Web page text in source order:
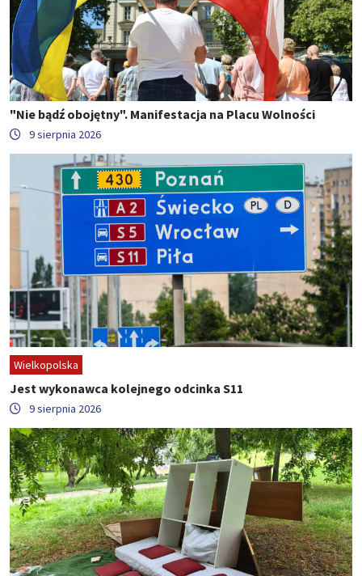
"Nie bądź obojętny". Manifestacja na Placu Wolności
9 sierpnia 2026
Wielkopolska
Jest wykonawca kolejnego odcinka S11
9 sierpnia 2026